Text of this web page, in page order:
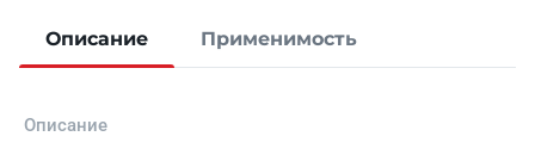
Описание Применимость
Описание